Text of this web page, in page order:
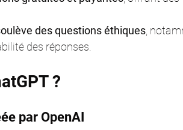
des questions éthiques ,
des réponses.
?
par OpenAI